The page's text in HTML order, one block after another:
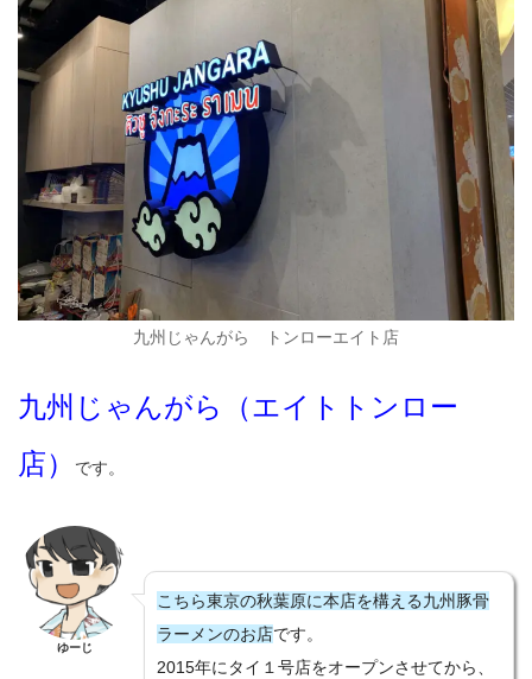
九州じゃんがら トンローエイト店
九州じゃんがら（エイトトンロー
店）
です。
ゆーじ
こちら東京の秋葉原に本店を構える九州豚骨
ラーメンのお店です。
2015年にタイ１号店をオープンさせてから、